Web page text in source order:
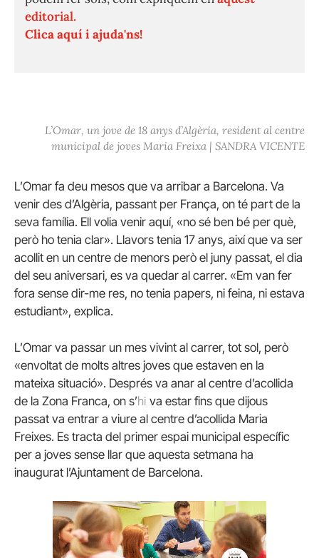
editorial.
Clica aquí i ajuda'ns!
L’Omar, un jove de 18 anys d’Algèria, resident al centre
municipal de joves Maria Freixa | SANDRA VICENTE
L’Omar fa deu mesos que va arribar a Barcelona. Va
venir des d’Algèria, passant per França, on té part de la
seva família. Ell volia venir aquí, «no sé ben bé per què,
però ho tenia clar». Llavors tenia 17 anys, així que va ser
acollit en un centre de menors però el juny passat, el dia
del seu aniversari, es va quedar al carrer. «Em van fer
fora sense dir-me res, no tenia papers, ni feina, ni estava
estudiant», explica.
L’Omar va passar un mes vivint al carrer, tot sol, però
«envoltat de molts altres joves que estaven en la
mateixa situació». Després va anar al centre d’acollida
de la Zona Franca, on s’hi va estar fins que dijous
passat va entrar a viure al centre d’acollida Maria
Freixes. Es tracta del primer espai municipal específic
per a joves sense llar que aquesta setmana ha
inaugurat l’Ajuntament de Barcelona.